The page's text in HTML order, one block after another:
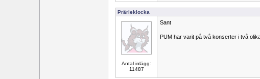
Prärieklocka
Antal inlägg:
11487
Sant
PUM har varit på två konserter i två